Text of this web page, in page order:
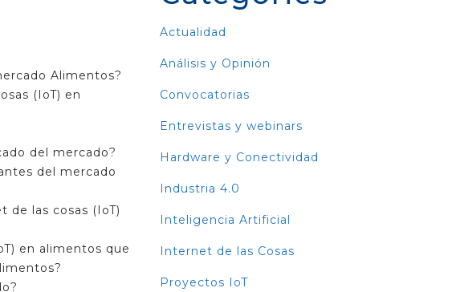
Alimentos?
(IoT) en
del mercado?
del mercado
de las cosas (IoT)
en alimentos que
Actualidad
Análisis y Opinión
Convocatorias
Entrevistas y webinars
Hardware y Conectividad
Industria 4.0
Inteligencia Artificial
Internet de las Cosas
Proyectos IoT